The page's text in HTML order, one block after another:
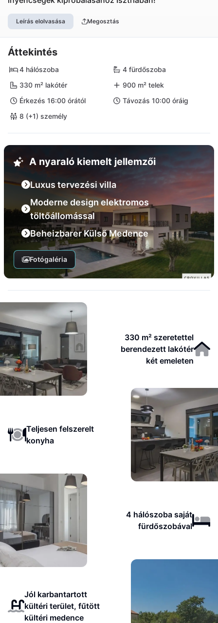
Leírás elolvasása Megosztás
Áttekintés
4 hálószoba
4 fürdőszoba
330 m² lakótér
900 m² telek
Érkezés 16:00 órától
Távozás 10:00 óráig
8 (+1) személy
A nyaraló kiemelt jellemzői
Luxus tervezési villa
Moderne design elektromos
töltőállomással
Beheizbarer Külső Medence
Fotógaléria
330 m² szeretettel
berendezett lakótér
két emeleten
Teljesen felszerelt
konyha
4 hálószoba saját
fürdőszobával
Jól karbantartott
kültéri terület, fűtött
kültéri medence